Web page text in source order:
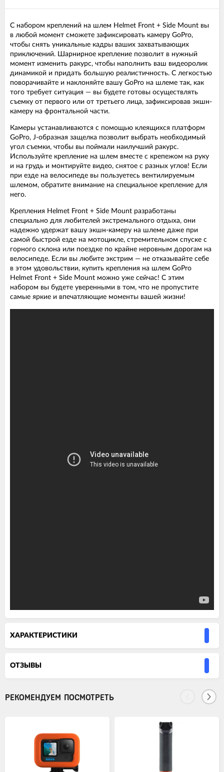
С набором креплений на шлем Helmet Front + Side Mount вы
в любой момент сможете зафиксировать камеру GoPro,
чтобы снять уникальные кадры ваших захватывающих
приключений. Шарнирное крепление позволит в нужный
момент изменить ракурс, чтобы наполнить ваш видеоролик
динамикой и придать большую реалистичность. С легкостью
поворачивайте и наклоняйте вашу GoPro на шлеме так, как
того требует ситуация — вы будете готовы осуществлять
съемку от первого или от третьего лица, зафиксировав экшн-
камеру на фронтальной части.
Камеры устанавливаются с помощью клеящихся платформ
GoPro, J-образная защелка позволит выбрать необходимый
угол съемки, чтобы вы поймали наилучший ракурс.
Используйте крепление на шлем вместе с крепежом на руку
и на грудь и монтируйте видео, снятое с разных углов! Если
при езде на велосипеде вы пользуетесь вентилируемым
шлемом, обратите внимание на специальное крепление для
него.
Крепления Helmet Front + Side Mount разработаны
специально для любителей экстремального отдыха, они
надежно удержат вашу экшн-камеру на шлеме даже при
самой быстрой езде на мотоцикле, стремительном спуске с
горного склона или поездке по крайне неровным дорогам на
велосипеде. Если вы любите экстрим — не отказывайте себе
в этом удовольствии, купить крепления на шлем GoPro
Helmet Front + Side Mount можно уже сейчас! С этим
набором вы будете уверенными в том, что не пропустите
самые яркие и впечатляющие моменты вашей жизни!
ХАРАКТЕРИСТИКИ
ОТЗЫВЫ
РЕКОМЕНДУЕМ ПОСМОТРЕТЬ